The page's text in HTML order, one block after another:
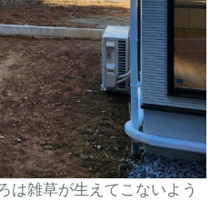
は雑草が生えてこないよう